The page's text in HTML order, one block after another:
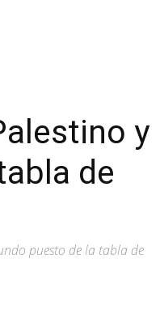
y
de
puesto de la tabla de